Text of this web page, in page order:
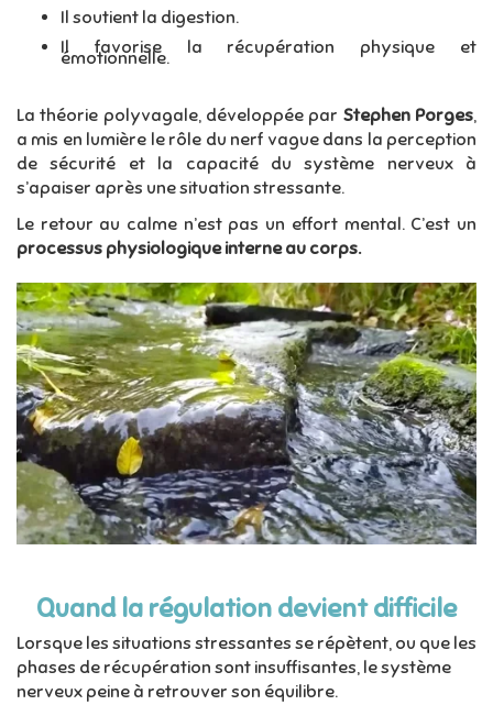
Il soutient la digestion.
Il favorise la récupération physique et
émotionnelle.
La théorie polyvagale, développée par Stephen Porges,
a mis en lumière le rôle du nerf vague dans la perception
de sécurité et la capacité du système nerveux à
s’apaiser après une situation stressante.
Le retour au calme n’est pas un effort mental. C’est un
processus physiologique interne au corps.
Quand la régulation devient difficile
Lorsque les situations stressantes se répètent, ou que les
phases de récupération sont insuffisantes, le système
nerveux peine à retrouver son équilibre.